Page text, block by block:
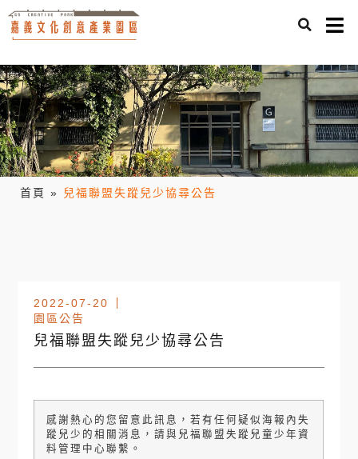
首頁 » 兒福聯盟失蹤兒少協尋公告
2022-07-20
園區公告
兒福聯盟失蹤兒少協尋公告
感謝熱心的您留意此訊息，若有任何疑似海報內失
蹤兒少的相關消息，請與兒福聯盟失蹤兒童少年資
料管理中心聯繫。